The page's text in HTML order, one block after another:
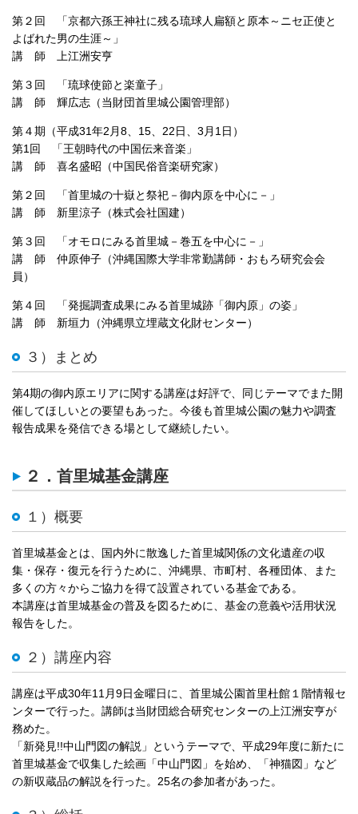
第２回 「京都六孫王神社に残る琉球人扁額と原本～ニセ正使と
よばれた男の生涯～」
講 師 上江洲安亨
第３回 「琉球使節と楽童子」
講 師 輝広志（当財団首里城公園管理部）
第４期（平成31年2月8、15、22日、3月1日）
第1回 「王朝時代の中国伝来音楽」
講 師 喜名盛昭（中国民俗音楽研究家）
第２回 「首里城の十嶽と祭祀－御内原を中心に－」
講 師 新里涼子（株式会社国建）
第３回 「オモロにみる首里城－巻五を中心に－」
講 師 仲原伸子（沖縄国際大学非常勤講師・おもろ研究会会
員）
第４回 「発掘調査成果にみる首里城跡「御内原」の姿」
講 師 新垣力（沖縄県立埋蔵文化財センター）
３）まとめ
第4期の御内原エリアに関する講座は好評で、同じテーマでまた開
催してほしいとの要望もあった。今後も首里城公園の魅力や調査
報告成果を発信できる場として継続したい。
２．首里城基金講座
１）概要
首里城基金とは、国内外に散逸した首里城関係の文化遺産の収
集・保存・復元を行うために、沖縄県、市町村、各種団体、また
多くの方々からご協力を得て設置されている基金である。
本講座は首里城基金の普及を図るために、基金の意義や活用状況
報告をした。
２）講座内容
講座は平成30年11月9日金曜日に、首里城公園首里杜館１階情報セ
ンターで行った。講師は当財団総合研究センターの上江洲安亨が
務めた。
「新発見!!中山門図の解説」というテーマで、平成29年度に新たに
首里城基金で収集した絵画「中山門図」を始め、「神猫図」など
の新収蔵品の解説を行った。25名の参加者があった。